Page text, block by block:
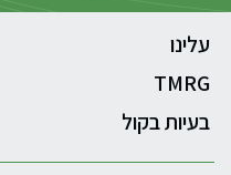
עלינו
TMRG
בעיות בקול